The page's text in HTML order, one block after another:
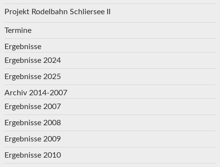
Projekt Rodelbahn Schliersee II
Termine
Ergebnisse
Ergebnisse 2024
Ergebnisse 2025
Archiv 2014-2007
Ergebnisse 2007
Ergebnisse 2008
Ergebnisse 2009
Ergebnisse 2010